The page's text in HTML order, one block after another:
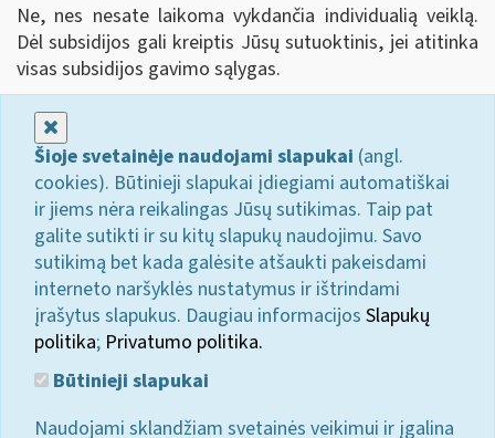
Ne, nes nesate laikoma vykdančia individualią veiklą.
Dėl subsidijos gali kreiptis Jūsų sutuoktinis, jei atitinka
visas subsidijos gavimo sąlygas.
Šioje svetainėje naudojami slapukai (angl.
cookies). Būtinieji slapukai įdiegiami automatiškai
ir jiems nėra reikalingas Jūsų sutikimas. Taip pat
galite sutikti ir su kitų slapukų naudojimu. Savo
sutikimą bet kada galėsite atšaukti pakeisdami
interneto naršyklės nustatymus ir ištrindami
įrašytus slapukus. Daugiau informacijos Slapukų
politika; Privatumo politika.
Būtinieji slapukai
Naudojami sklandžiam svetainės veikimui ir įgalina